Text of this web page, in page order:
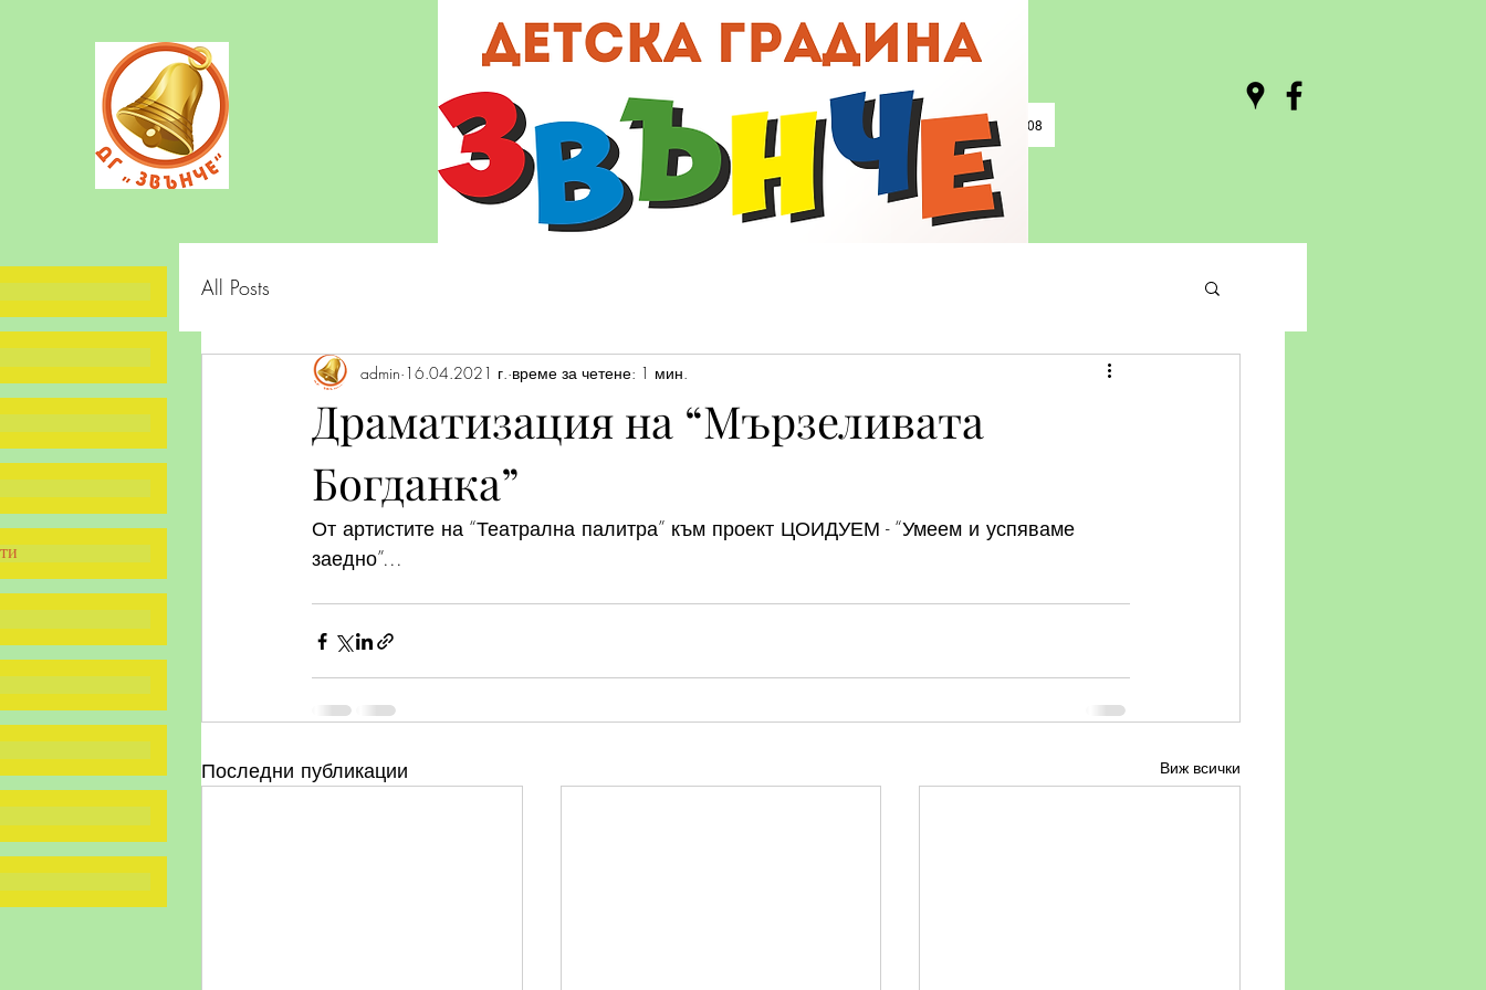
00:00 / 03:08
All Posts
Драматизация на “Мързеливата
Богданка”
admin 16.04.2021 г. време за четене: 1 мин.
От артистите на “Театрална палитра” към проект ЦОИДУЕМ - “Умеем и успяваме
заедно”...
Последни публикации Виж всички